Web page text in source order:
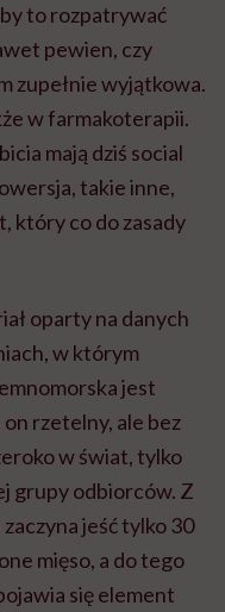
to rozpatrywać
pewien, czy
zupełnie wyjątkowa.
w farmakoterapii.
mają dziś social
takie inne,
który co do zasady
oparty na danych
w którym
jest
rzetelny, ale bez
w świat, tylko
grupy odbiorców. Z
jeść tylko 30
mięso, a do tego
się element